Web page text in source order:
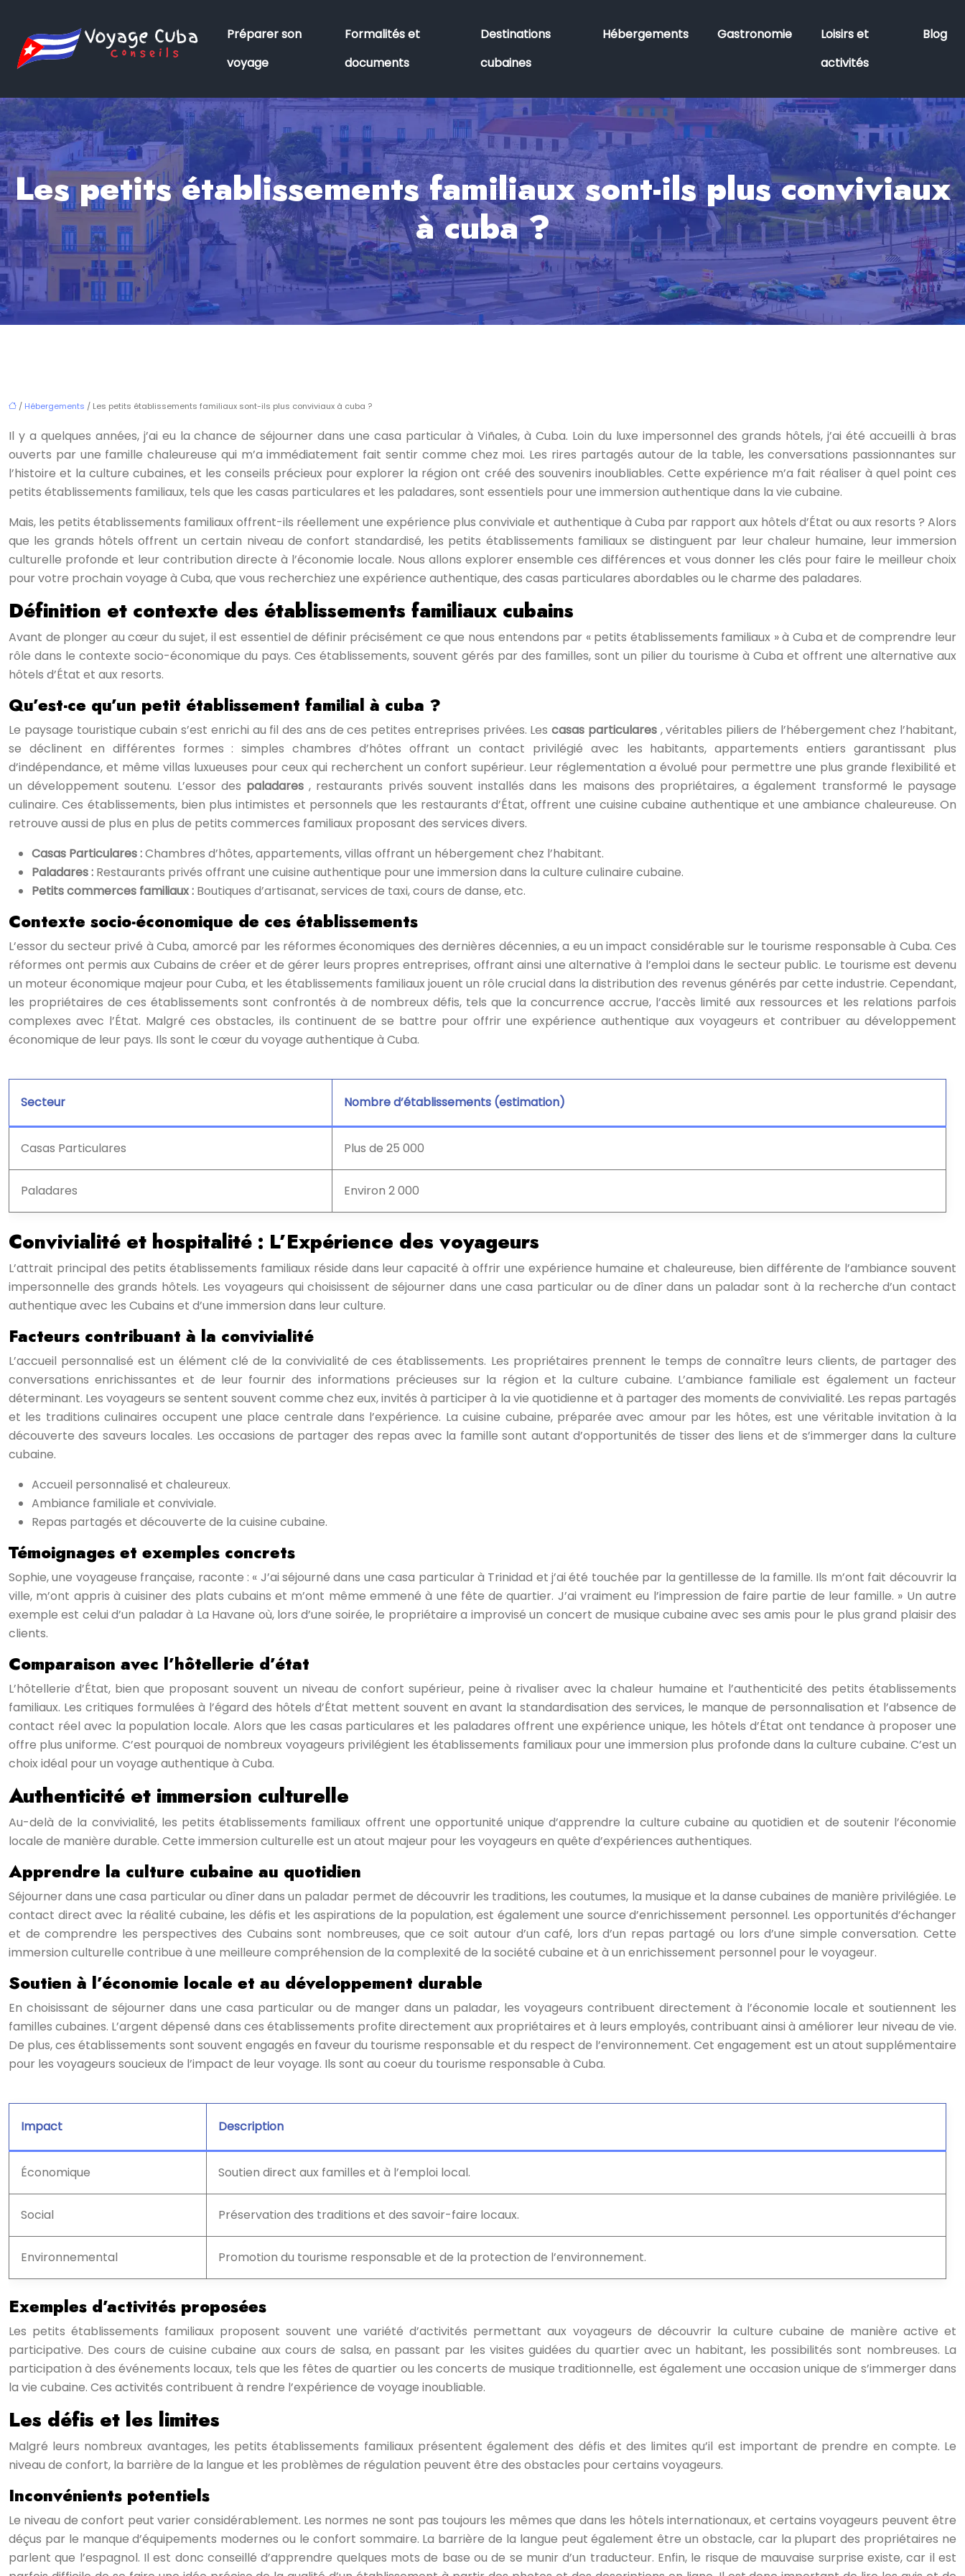
Préparer son
voyage
Formalités et
documents
Destinations
cubaines
Hébergements Gastronomie
Loisirs et
activités
Blog
Les petits établissements familiaux sont-ils plus conviviaux
à cuba ?
/ Hébergements / Les petits établissements familiaux sont-ils plus conviviaux à cuba ?
Il y a quelques années, j’ai eu la chance de séjourner dans une casa particular à Viñales, à Cuba. Loin du luxe impersonnel des grands hôtels, j’ai été accueilli à bras
ouverts par une famille chaleureuse qui m’a immédiatement fait sentir comme chez moi. Les rires partagés autour de la table, les conversations passionnantes sur
l’histoire et la culture cubaines, et les conseils précieux pour explorer la région ont créé des souvenirs inoubliables. Cette expérience m’a fait réaliser à quel point ces
petits établissements familiaux, tels que les casas particulares et les paladares, sont essentiels pour une immersion authentique dans la vie cubaine.
Mais, les petits établissements familiaux offrent-ils réellement une expérience plus conviviale et authentique à Cuba par rapport aux hôtels d’État ou aux resorts ? Alors
que les grands hôtels offrent un certain niveau de confort standardisé, les petits établissements familiaux se distinguent par leur chaleur humaine, leur immersion
culturelle profonde et leur contribution directe à l’économie locale. Nous allons explorer ensemble ces différences et vous donner les clés pour faire le meilleur choix
pour votre prochain voyage à Cuba, que vous recherchiez une expérience authentique, des casas particulares abordables ou le charme des paladares.
Définition et contexte des établissements familiaux cubains
Avant de plonger au cœur du sujet, il est essentiel de définir précisément ce que nous entendons par « petits établissements familiaux » à Cuba et de comprendre leur
rôle dans le contexte socio-économique du pays. Ces établissements, souvent gérés par des familles, sont un pilier du tourisme à Cuba et offrent une alternative aux
hôtels d’État et aux resorts.
Qu’est-ce qu’un petit établissement familial à cuba ?
Le paysage touristique cubain s’est enrichi au fil des ans de ces petites entreprises privées. Les casas particulares , véritables piliers de l’hébergement chez l’habitant,
se déclinent en différentes formes : simples chambres d’hôtes offrant un contact privilégié avec les habitants, appartements entiers garantissant plus
d’indépendance, et même villas luxueuses pour ceux qui recherchent un confort supérieur. Leur réglementation a évolué pour permettre une plus grande flexibilité et
un développement soutenu. L’essor des paladares, restaurants privés souvent installés dans les maisons des propriétaires, a également transformé le paysage
culinaire. Ces établissements, bien plus intimistes et personnels que les restaurants d’État, offrent une cuisine cubaine authentique et une ambiance chaleureuse. On
retrouve aussi de plus en plus de petits commerces familiaux proposant des services divers.
Casas Particulares :Chambres d’hôtes, appartements, villas offrant un hébergement chez l’habitant.
Paladares : Restaurants privés offrant une cuisine authentique pour une immersion dans la culture culinaire cubaine.
Petits commerces familiaux : Boutiques d’artisanat, services de taxi, cours de danse, etc.
Contexte socio-économique de ces établissements
L’essor du secteur privé à Cuba, amorcé par les réformes économiques des dernières décennies, a eu un impact considérable sur le tourisme responsable à Cuba. Ces
réformes ont permis aux Cubains de créer et de gérer leurs propres entreprises, offrant ainsi une alternative à l’emploi dans le secteur public. Le tourisme est devenu
un moteur économique majeur pour Cuba, et les établissements familiaux jouent un rôle crucial dans la distribution des revenus générés par cette industrie. Cependant,
les propriétaires de ces établissements sont confrontés à de nombreux défis, tels que la concurrence accrue, l’accès limité aux ressources et les relations parfois
complexes avec l’État. Malgré ces obstacles, ils continuent de se battre pour offrir une expérience authentique aux voyageurs et contribuer au développement
économique de leur pays. Ils sont le cœur du voyage authentique à Cuba.
Secteur Nombre d’établissements (estimation)
Casas Particulares Plus de 25 000
Paladares Environ 2 000
Convivialité et hospitalité : L’Expérience des voyageurs
L’attrait principal des petits établissements familiaux réside dans leur capacité à offrir une expérience humaine et chaleureuse, bien différente de l’ambiance souvent
impersonnelle des grands hôtels. Les voyageurs qui choisissent de séjourner dans une casa particular ou de dîner dans un paladar sont à la recherche d’un contact
authentique avec les Cubains et d’une immersion dans leur culture.
Facteurs contribuant à la convivialité
L’accueil personnalisé est un élément clé de la convivialité de ces établissements. Les propriétaires prennent le temps de connaître leurs clients, de partager des
conversations enrichissantes et de leur fournir des informations précieuses sur la région et la culture cubaine. L’ambiance familiale est également un facteur
déterminant. Les voyageurs se sentent souvent comme chez eux, invités à participer à la vie quotidienne et à partager des moments de convivialité. Les repas partagés
et les traditions culinaires occupent une place centrale dans l’expérience. La cuisine cubaine, préparée avec amour par les hôtes, est une véritable invitation à la
découverte des saveurs locales. Les occasions de partager des repas avec la famille sont autant d’opportunités de tisser des liens et de s’immerger dans la culture
cubaine.
Accueil personnalisé et chaleureux.
Ambiance familiale et conviviale.
Repas partagés et découverte de la cuisine cubaine.
Témoignages et exemples concrets
Sophie, une voyageuse française, raconte : « J’ai séjourné dans une casa particular à Trinidad et j’ai été touchée par la gentillesse de la famille. Ils m’ont fait découvrir la
ville, m’ont appris à cuisiner des plats cubains et m’ont même emmené à une fête de quartier. J’ai vraiment eu l’impression de faire partie de leur famille. » Un autre
exemple est celui d’un paladar à La Havane où, lors d’une soirée, le propriétaire a improvisé un concert de musique cubaine avec ses amis pour le plus grand plaisir des
clients.
Comparaison avec l’hôtellerie d’état
L’hôtellerie d’État, bien que proposant souvent un niveau de confort supérieur, peine à rivaliser avec la chaleur humaine et l’authenticité des petits établissements
familiaux. Les critiques formulées à l’égard des hôtels d’État mettent souvent en avant la standardisation des services, le manque de personnalisation et l’absence de
contact réel avec la population locale. Alors que les casas particulares et les paladares offrent une expérience unique, les hôtels d’État ont tendance à proposer une
offre plus uniforme. C’est pourquoi de nombreux voyageurs privilégient les établissements familiaux pour une immersion plus profonde dans la culture cubaine. C’est un
choix idéal pour un voyage authentique à Cuba.
Authenticité et immersion culturelle
Au-delà de la convivialité, les petits établissements familiaux offrent une opportunité unique d’apprendre la culture cubaine au quotidien et de soutenir l’économie
locale de manière durable. Cette immersion culturelle est un atout majeur pour les voyageurs en quête d’expériences authentiques.
Apprendre la culture cubaine au quotidien
Séjourner dans une casa particular ou dîner dans un paladar permet de découvrir les traditions, les coutumes, la musique et la danse cubaines de manière privilégiée. Le
contact direct avec la réalité cubaine, les défis et les aspirations de la population, est également une source d’enrichissement personnel. Les opportunités d’échanger
et de comprendre les perspectives des Cubains sont nombreuses, que ce soit autour d’un café, lors d’un repas partagé ou lors d’une simple conversation. Cette
immersion culturelle contribue à une meilleure compréhension de la complexité de la société cubaine et à un enrichissement personnel pour le voyageur.
Soutien à l’économie locale et au développement durable
En choisissant de séjourner dans une casa particular ou de manger dans un paladar, les voyageurs contribuent directement à l’économie locale et soutiennent les
familles cubaines. L’argent dépensé dans ces établissements profite directement aux propriétaires et à leurs employés, contribuant ainsi à améliorer leur niveau de vie.
De plus, ces établissements sont souvent engagés en faveur du tourisme responsable et du respect de l’environnement. Cet engagement est un atout supplémentaire
pour les voyageurs soucieux de l’impact de leur voyage. Ils sont au coeur du tourisme responsable à Cuba.
Impact Description
Économique Soutien direct aux familles et à l’emploi local.
Social Préservation des traditions et des savoir-faire locaux.
Environnemental Promotion du tourisme responsable et de la protection de l’environnement.
Exemples d’activités proposées
Les petits établissements familiaux proposent souvent une variété d’activités permettant aux voyageurs de découvrir la culture cubaine de manière active et
participative. Des cours de cuisine cubaine aux cours de salsa, en passant par les visites guidées du quartier avec un habitant, les possibilités sont nombreuses. La
participation à des événements locaux, tels que les fêtes de quartier ou les concerts de musique traditionnelle, est également une occasion unique de s’immerger dans
la vie cubaine. Ces activités contribuent à rendre l’expérience de voyage inoubliable.
Les défis et les limites
Malgré leurs nombreux avantages, les petits établissements familiaux présentent également des défis et des limites qu’il est important de prendre en compte. Le
niveau de confort, la barrière de la langue et les problèmes de régulation peuvent être des obstacles pour certains voyageurs.
Inconvénients potentiels
Le niveau de confort peut varier considérablement. Les normes ne sont pas toujours les mêmes que dans les hôtels internationaux, et certains voyageurs peuvent être
déçus par le manque d’équipements modernes ou le confort sommaire. La barrière de la langue peut également être un obstacle, car la plupart des propriétaires ne
parlent que l’espagnol. Il est donc conseillé d’apprendre quelques mots de base ou de se munir d’un traducteur. Enfin, le risque de mauvaise surprise existe, car il est